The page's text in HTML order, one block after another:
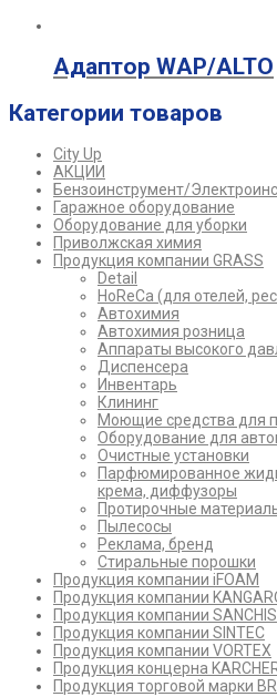
Адаптор WAP/ALTO
Категории товаров
City Up
АКЦИИ
Бензоинструмент/
Гаражное оборудование
Оборудование для уборки
Приволжская химия
Продукция компании GRASS
Detail
HoReCa (для отелей,
Автохимия
Автохимия розница
Аппараты высокого
Диспенсера
Инвентарь
Клининг
Моющие средства для
Оборудование для
Очистные установки
Парфюмированное
крема, диффузоры
Протирочные
Пылесосы
Реклама, бренд
Стиральные порошки
Продукция компании iFOAM
Продукция компании
Продукция компании
Продукция компании SINTEC
Продукция компании VORTEX
Продукция концерна
Продукция торговой марки